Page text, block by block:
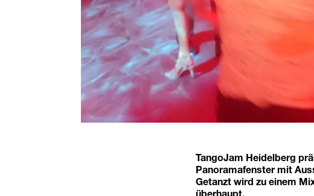
TangoJam Heidelberg
Panoramafenster mit
Getanzt wird zu einem
überhaupt.